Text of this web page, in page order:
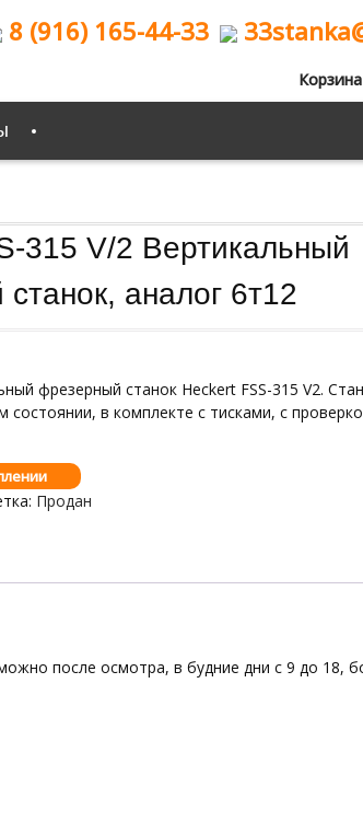
8 (916) 165-44-33
Корзина
315 V/2 Вертикальный
аналог 6т12
фрезерный станок Heckert FSS-315 V2.
состоянии, в комплекте с тисками, с
Продан
после осмотра, в будние дни с 9 до 18,